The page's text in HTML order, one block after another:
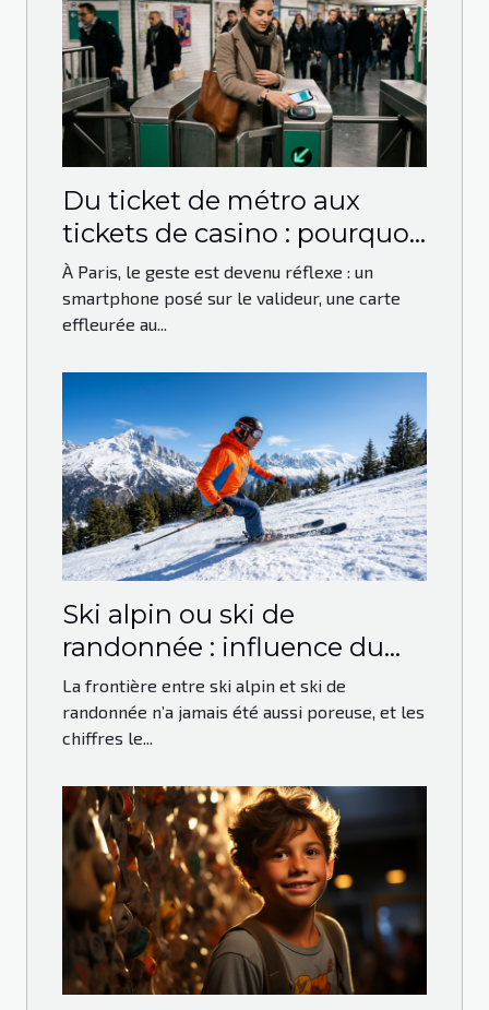
Du ticket de métro aux
tickets de casino : pourquoi
le paiement sans contact
s’impose à Paris
À Paris, le geste est devenu réflexe : un
smartphone posé sur le valideur, une carte
effleurée au...
Ski alpin ou ski de
randonnée : influence du
mode d’acquisition sur la
pratique
La frontière entre ski alpin et ski de
randonnée n’a jamais été aussi poreuse, et les
chiffres le...